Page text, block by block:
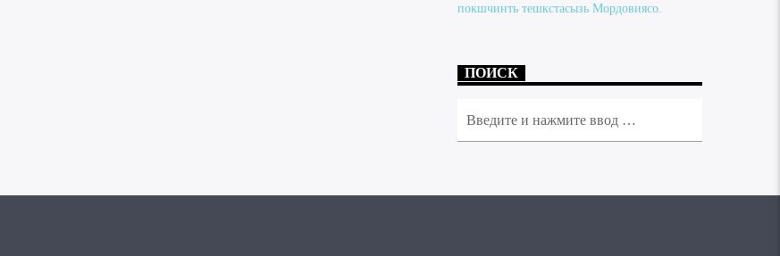
покшчинть тешкстасызь Мордовиясо.
ПОИСК